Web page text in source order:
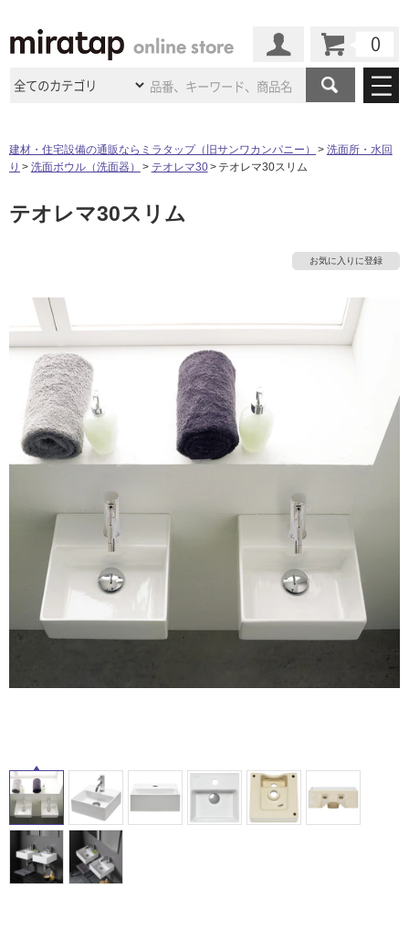
商品カテゴリ
キッチン
トイレ
扉
（外構）
ウッドデッキ フローリング・床材
収納 インテリア・
照明 ペット用品
ロートアイアン 天然石・石材
メンテナンス・ 施工材
施工事例
施工事例
インタビュー
店舗・施設事例
ショールーム
ショールーム
大阪 ショールーム
名古屋ショールーム 京都ショールーム
福岡ショールーム 札幌スマート
ム
横浜スマート
ショールー
ム
ウェルビーみのおHDC
ご利用ガイド 初めての方へ
よくある質問 お問い合わせ
修理お問い合わせ クレーム公開
お役立ち情報 住まいの
スタイリング
アイデア
ミラタップチャンネル
オンライン相談
その他サービス
ミラタップと
ASOLIE
工事会社紹介
ェルジュ
自分らしい家づくり
SUVACO
最高のリノベ会社が
かるリノベりす
建材・住宅設備の通販ならミラタップ（旧サンワカンパニー）
洗面所・水回
り
洗面ボウル（洗面器） テオレマ30 テオレマ30スリム
テオレマ30スリム
お気に入りに登録